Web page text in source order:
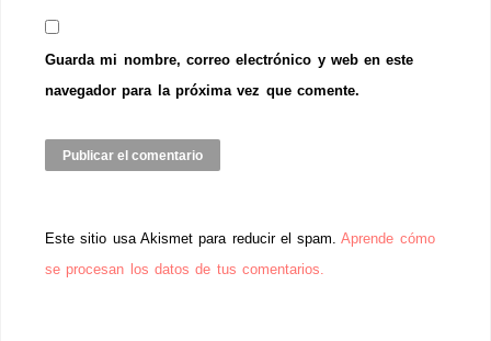
Guarda mi nombre, correo electrónico y web en este
navegador para la próxima vez que comente.
Este sitio usa Akismet para reducir el spam.Aprende cómo
se procesan los datos de tus comentarios.